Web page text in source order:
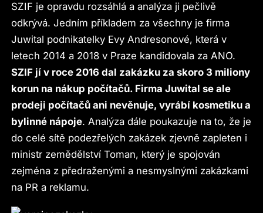
SZIF je opravdu rozsáhlá a analýza ji pečlivě
odkrývá. Jedním příkladem za všechny je firma
Juwital podnikatelky Evy Andresonové, která v
letech 2014 a 2018 v Praze kandidovala za ANO.
SZIF jí v roce 2016 dal zakázku za skoro 3 miliony
korun na nákup počítačů. Firma Juwital se ale
prodeji počítačů ani nevěnuje, vyrábí kosmetiku a
bylinné nápoje. Analýza dále poukazuje na to, že je
do celé sítě podezřelých zakázek zjevně zapleten i
ministr zemědělství Toman, který je spojován
zejména z předraženými a nesmyslnými zakázkami
na PR a reklamu.